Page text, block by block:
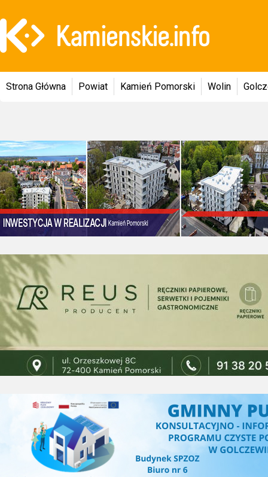
Strona Główna Powiat Kamień Pomorski Wolin